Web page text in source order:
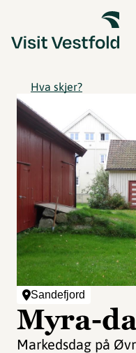
Hva skjer?
Sandefjord
Myra-
Markedsdag på